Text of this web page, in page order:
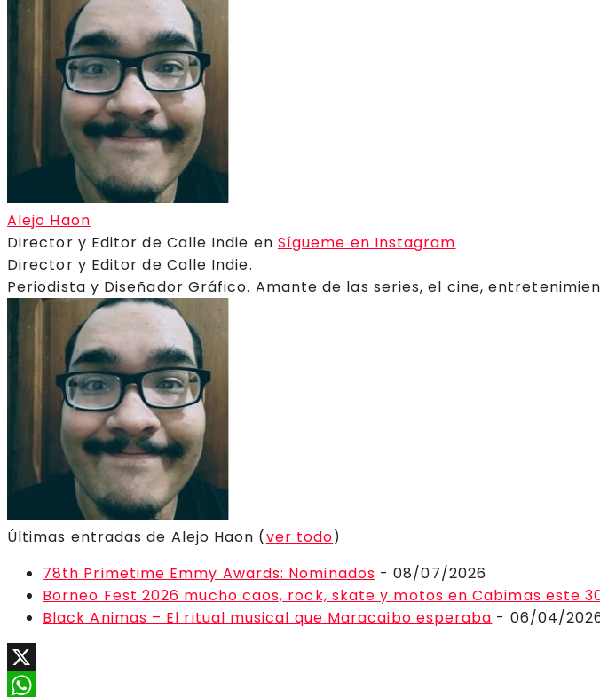
Alejo Haon
Director y Editor de Calle Indie en Sígueme en Instagram
Director y Editor de Calle Indie.
Periodista y Diseñador Gráfico. Amante de las series, el cine,
Últimas entradas de Alejo Haon (ver todo)
78th Primetime Emmy Awards: Nominados - 08/07/2026
Borneo Fest 2026 mucho caos, rock, skate y motos en Cabimas este
Black Animas – El ritual musical que Maracaibo esperaba - 06/04/
X